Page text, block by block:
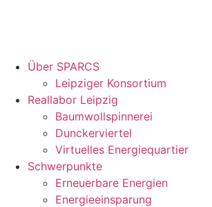
Über SPARCS
Leipziger Konsortium
Reallabor Leipzig
Baumwollspinnerei
Dunckerviertel
Virtuelles Energiequartier
Schwerpunkte
Erneuerbare Energien
Energieeinsparung